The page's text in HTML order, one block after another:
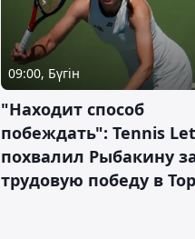
09:00, Бүгін
"Находит способ
побеждать": Tennis
похвалил Рыбакину
трудовую победу в